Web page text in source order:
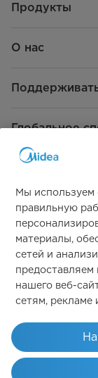
Продукты
О нас
Глобальное
Свяжитесь с
Авторские права
права защищены.
Мы используем
правильную
материалы,
сетей и
нашего веб-
сетям, рекламе